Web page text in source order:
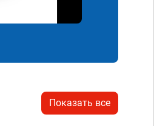
Показать все